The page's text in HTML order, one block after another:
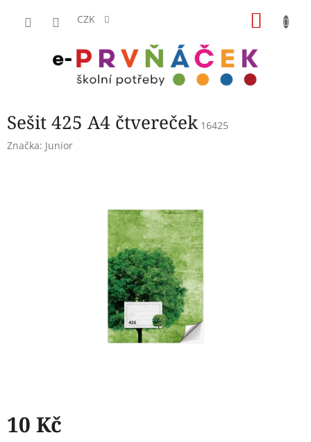
CZK
Sešit 425 A4 čtvereček 16425
Značka: Junior
10 Kč